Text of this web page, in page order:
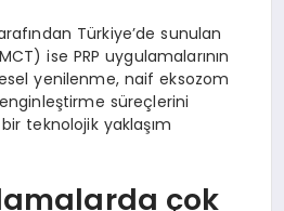
Türkiye’de sunulan
ise PRP uygulamalarının
yenilenme, naif eksozom
süreçlerini
teknolojik yaklaşım
çok